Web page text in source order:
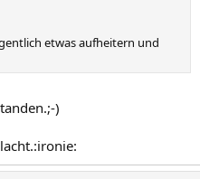
etwas aufheitern und
)